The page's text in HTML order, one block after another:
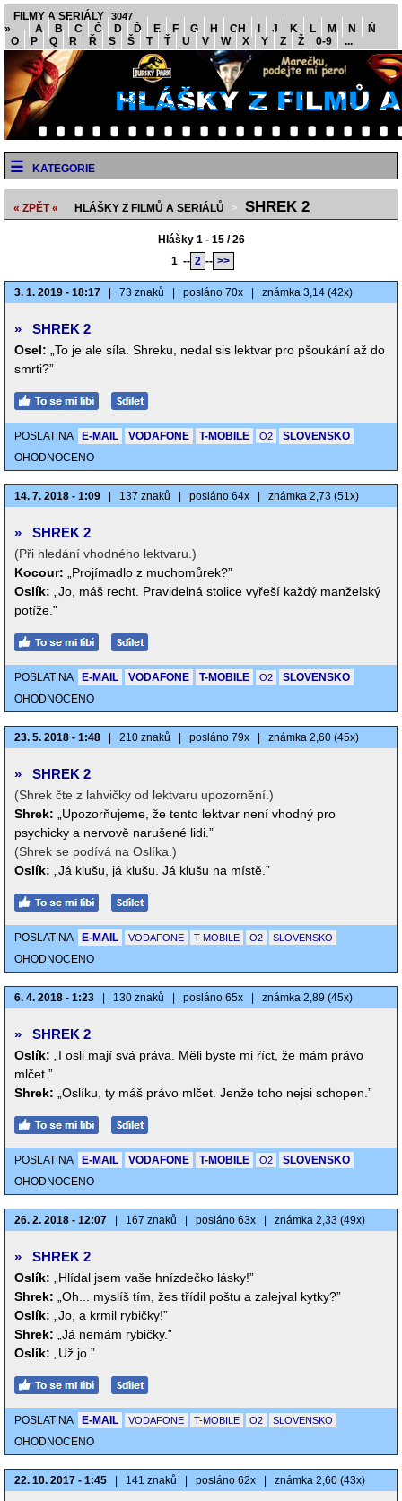
FILMY A SERIÁLY 3047
» A B C Č D Ď E F G H CH J K L M N
Ň
O
P Q R Ř S Š T Ť U V W X Y Z Ž 0-9 ...
KATEGORIE
« ZPĚT « HLÁŠKY Z FILMŮ A SERIÁLŮ > SHREK 2
Hlášky 1 - 15 / 26
1 -- 2 -- >>
3. 1. 2019 - 18:17 73 znaků posláno 70x známka 3,14 (42x)
» SHREK 2
Osel:
„To je ale síla. Shreku, nedal sis lektvar pro pšoukání až do
smrti?”
POSLAT NA E-MAIL VODAFONE T-MOBILE O2
SLOVENSKO
OHODNOCENO
14. 7. 2018 - 1:09 137 znaků posláno 64x známka 2,73 (51x)
» SHREK 2
(Při hledání vhodného lektvaru.)
Kocour:
„Projímadlo z muchomůrek?”
Oslík:
„Jo, máš recht. Pravidelná stolice vyřeší každý manželský
potíže.”
POSLAT NA E-MAIL VODAFONE T-MOBILE O2
SLOVENSKO
OHODNOCENO
23. 5. 2018 - 1:48 210 znaků posláno 79x známka 2,60 (45x)
» SHREK 2
(Shrek čte z lahvičky od lektvaru upozornění.)
Shrek:
„Upozorňujeme, že tento lektvar není vhodný pro
psychicky a nervově narušené lidi.”
(Shrek se podívá na Oslíka.)
Oslík:
„Já klušu, já klušu. Já klušu na místě.”
POSLAT NA E-MAIL VODAFONE T-MOBILE O2 SLOVENSKO
OHODNOCENO
6. 4. 2018 - 1:23 130 znaků posláno 65x známka 2,89 (45x)
» SHREK 2
Oslík:
„I osli mají svá práva. Měli byste mi říct, že mám právo
mlčet.”
Shrek:
„Oslíku, ty máš právo mlčet. Jenže toho nejsi schopen.”
POSLAT NA E-MAIL VODAFONE T-MOBILE O2
SLOVENSKO
OHODNOCENO
26. 2. 2018 - 12:07 167 znaků posláno 63x známka 2,33 (49x)
» SHREK 2
Oslík:
„Hlídal jsem vaše hnízdečko lásky!”
Shrek:
„Oh... myslíš tím, žes třídil poštu a zalejval kytky?”
Oslík:
„Jo, a krmil rybičky!”
Shrek:
„Já nemám rybičky.”
Oslík:
„Už jo.”
POSLAT NA E-MAIL VODAFONE T-MOBILE O2 SLOVENSKO
OHODNOCENO
22. 10. 2017 - 1:45 141 znaků posláno 62x známka 2,60 (43x)